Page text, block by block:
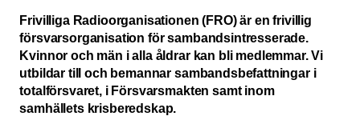
Frivilliga Radioorganisationen (FRO) är en frivillig
försvarsorganisation för sambandsintresserade.
Kvinnor och män i alla åldrar kan bli medlemmar. Vi
utbildar till och bemannar sambandsbefattningar i
totalförsvaret, i Försvarsmakten samt inom
samhällets krisberedskap.